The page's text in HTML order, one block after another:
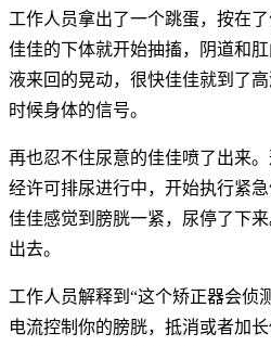
工作人员拿出了一个跳蛋，按在
佳佳的下体就开始抽搐，阴道和
液来回的晃动，很快佳佳就到了
时候身体的信号。
再也忍不住尿意的佳佳喷了出来
经许可排尿进行中，开始执行紧
佳佳感觉到膀胱一紧，尿停了下
出去。
工作人员解释到“这个矫正器会侦
电流控制你的膀胱，抵消或者加